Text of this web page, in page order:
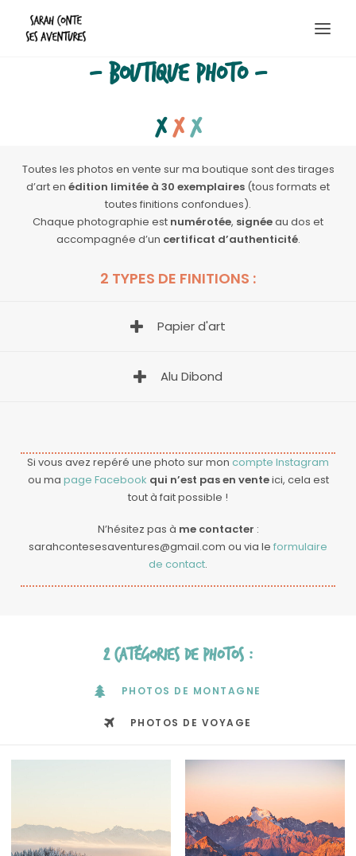
Randos & bivouacs
Escapades
Boutique photo
Contact
Recherche
- Boutique photo -
xxx
Toutes les photos en vente sur ma boutique sont des tirages
d’art en édition limitée à 30 exemplaires (tous formats et
toutes finitions confondues).
Chaque photographie est numérotée, signéeau dos et
accompagnée d’un certificat d’authenticité.
2 TYPES DE FINITIONS :
Papier d'art
Alu Dibond
Si vous avez repéré une photo sur mon compte Instagram
ou ma page Facebook qui n’est pas en venteici, cela est
tout à fait possible !
N’hésitez pas à me contacter :
sarahcontesesaventures@gmail.com ou via le formulaire
de contact.
2 catégories de photos :
PHOTOS DE MONTAGNE
PHOTOS DE VOYAGE